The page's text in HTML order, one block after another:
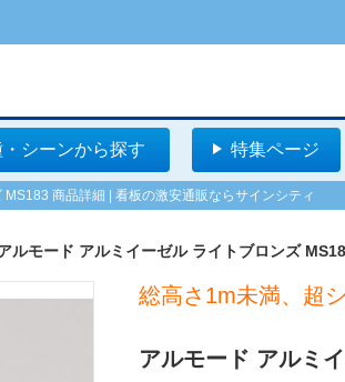
シーンから探す 特集ページ
商品詳細 | 看板の激安通販ならサインシティ
ルモード アルミイーゼル ライトブロンズ
総高さ1m未満、超
アルモード アルミ